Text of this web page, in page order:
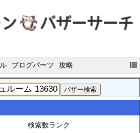
ブログパーツ 攻略
検索数ランク